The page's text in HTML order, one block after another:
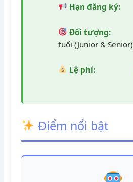
Hạn đăng ký:
Đối tượng:
tuổi (Junior & Senior)
Lệ phí:
Điểm nổi bật